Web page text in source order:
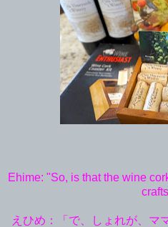
Ehime: "So, is that the wine
えひめ：「で、しょれが、マ